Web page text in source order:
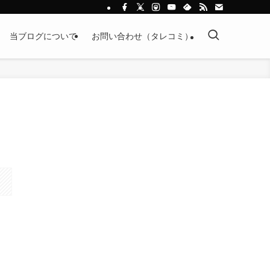
当ブログについて お問い合わせ（タレコミ）